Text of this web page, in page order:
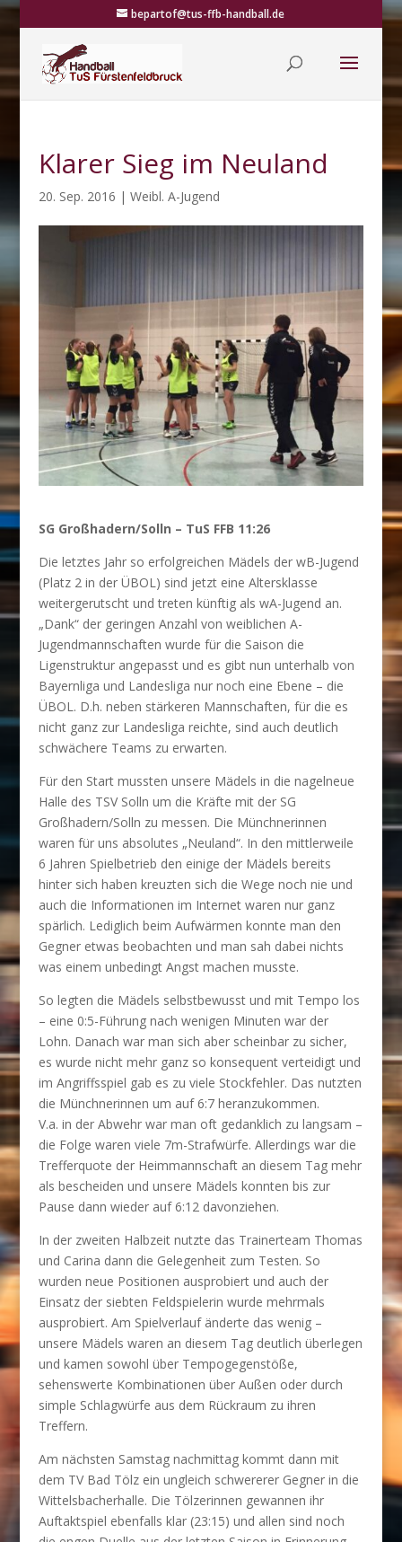
bepartof@tus-ffb-handball.de
Klarer Sieg im Neuland
20. Sep. 2016 | Weibl. A-Jugend
SG Großhadern/Solln – TuS FFB 11:26
Die letztes Jahr so erfolgreichen Mädels der wB-Jugend
(Platz 2 in der ÜBOL) sind jetzt eine Altersklasse
weitergerutscht und treten künftig als wA-Jugend an.
„Dank“ der geringen Anzahl von weiblichen A-
Jugendmannschaften wurde für die Saison die
Ligenstruktur angepasst und es gibt nun unterhalb von
Bayernliga und Landesliga nur noch eine Ebene – die
ÜBOL. D.h. neben stärkeren Mannschaften, für die es
nicht ganz zur Landesliga reichte, sind auch deutlich
schwächere Teams zu erwarten.
Für den Start mussten unsere Mädels in die nagelneue
Halle des TSV Solln um die Kräfte mit der SG
Großhadern/Solln zu messen. Die Münchnerinnen
waren für uns absolutes „Neuland“. In den mittlerweile
6 Jahren Spielbetrieb den einige der Mädels bereits
hinter sich haben kreuzten sich die Wege noch nie und
auch die Informationen im Internet waren nur ganz
spärlich. Lediglich beim Aufwärmen konnte man den
Gegner etwas beobachten und man sah dabei nichts
was einem unbedingt Angst machen musste.
So legten die Mädels selbstbewusst und mit Tempo los
– eine 0:5-Führung nach wenigen Minuten war der
Lohn. Danach war man sich aber scheinbar zu sicher,
es wurde nicht mehr ganz so konsequent verteidigt und
im Angriffsspiel gab es zu viele Stockfehler. Das nutzten
die Münchnerinnen um auf 6:7 heranzukommen.
V.a. in der Abwehr war man oft gedanklich zu langsam –
die Folge waren viele 7m-Strafwürfe. Allerdings war die
Trefferquote der Heimmannschaft an diesem Tag mehr
als bescheiden und unsere Mädels konnten bis zur
Pause dann wieder auf 6:12 davonziehen.
In der zweiten Halbzeit nutzte das Trainerteam Thomas
und Carina dann die Gelegenheit zum Testen. So
wurden neue Positionen ausprobiert und auch der
Einsatz der siebten Feldspielerin wurde mehrmals
ausprobiert. Am Spielverlauf änderte das wenig –
unsere Mädels waren an diesem Tag deutlich überlegen
und kamen sowohl über Tempogegenstöße,
sehenswerte Kombinationen über Außen oder durch
simple Schlagwürfe aus dem Rückraum zu ihren
Treffern.
Am nächsten Samstag nachmittag kommt dann mit
dem TV Bad Tölz ein ungleich schwererer Gegner in die
Wittelsbacherhalle. Die Tölzerinnen gewannen ihr
Auftaktspiel ebenfalls klar (23:15) und allen sind noch